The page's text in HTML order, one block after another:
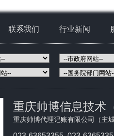
联系我们 行业新闻
重庆帅博信息技术
重庆帅博代理记账有限公司（主